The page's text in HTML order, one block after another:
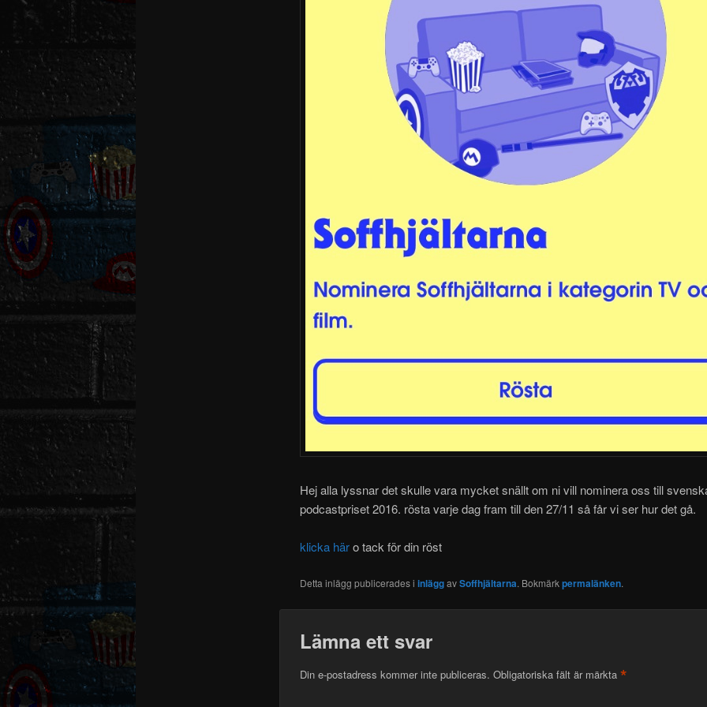
Hej alla lyssnar det skulle vara mycket snällt om ni vill nominera oss till
podcastpriset 2016. rösta varje dag fram till den 27/11 så får vi ser hur det gå.
klicka häro tack för din röst
Detta inlägg publicerades i inläggavSoffhjältarna. Bokmärkpermalänken.
Lämna ett svar
Din e-postadress kommer inte publiceras. Obligatoriska fält är märkta *